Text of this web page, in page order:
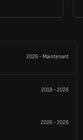
2026- Maintenant
2018-2026
2026-2026